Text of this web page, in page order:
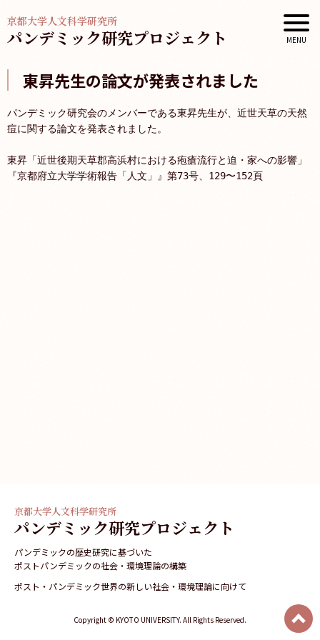
京都大学人文科学研究所
パンデミック研究プロジェクト
東昇先生の論文が発表されました
パンデミック研究会のメンバーである東昇先生が、近世天草の天然
痘に関する論文を発表されました。
東昇「近世後期天草郡高浜村における疱瘡流行と迫・家への影響 」
『
京都大学人文科学研究所
パンデミック研究プロジェクト
パンデミックの歴史研究に基づいた
ポストパンデミックの社会・環境理論の構築
ポスト・パンデミック世界の新しい社会・環境理論に向けて
Copyright © KYOTO UNIVERSITY. All Rights Reserved.